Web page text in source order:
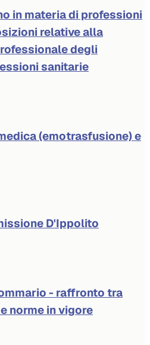
in materia di professioni
relative alla
degli
sanitarie
(emotrasfusione) e
D'Ippolito
- raffronto tra
norme in vigore